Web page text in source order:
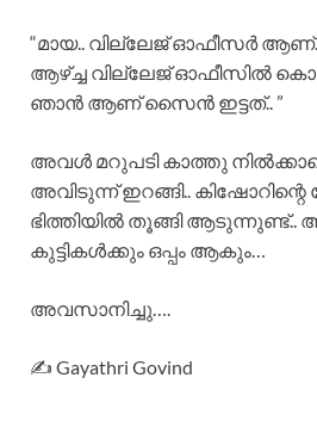
“മായ.. വില്ലേജ് ഓഫീസർ
ആഴ്ച്ച വില്ലേജ് ഓഫീസിൽ
ഞാൻ ആണ് സൈൻ ഇട്ടത്.. ”
അവൾ മറുപടി കാത്തു
അവിടുന്ന് ഇറങ്ങി..
ഭിത്തിയിൽ തൂങ്ങി ആടുന്നുണ്ട്..
കുട്ടികൾക്കും ഒപ്പം ആകും…
അവസാനിച്ചു….
✍️ Gayathri Govind